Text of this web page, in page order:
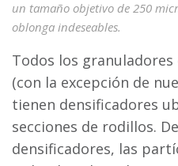
un tamaño objetivo de 250
oblonga indeseables.
Todos los
(con la excepción de
tienen densificadores
secciones de rodillos.
densificadores, las